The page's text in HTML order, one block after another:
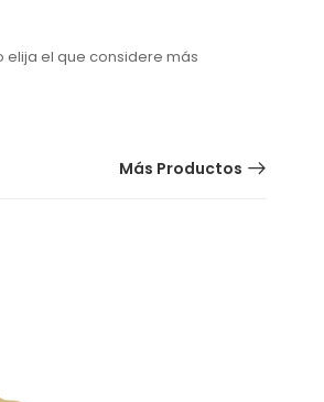
elija el que considere más
Más Productos